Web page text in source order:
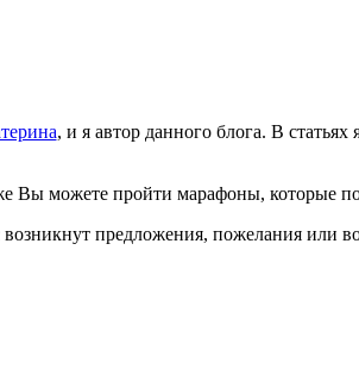
, и я автор данного блога. В
Вы можете пройти марафоны, которые
предложения, пожелания или